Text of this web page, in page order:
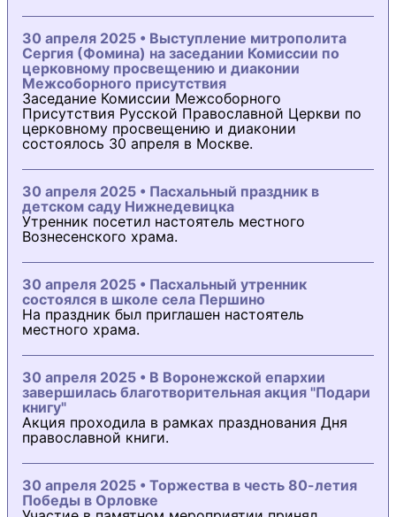
30 апреля 2025 • Выступление митрополита
Сергия (Фомина) на заседании Комиссии по
церковному просвещению и диаконии
Межсоборного присутствия
Заседание Комиссии Межсоборного
Присутствия Русской Православной Церкви по
церковному просвещению и диаконии
состоялось 30 апреля в Москве.
30 апреля 2025 • Пасхальный праздник в
детском саду Нижнедевицка
Утренник посетил настоятель местного
Вознесенского храма.
30 апреля 2025 • Пасхальный утренник
состоялся в школе села Першино
На праздник был приглашен настоятель
местного храма.
30 апреля 2025 • В Воронежской епархии
завершилась благотворительная акция "Подари
книгу"
Акция проходила в рамках празднования Дня
православной книги.
30 апреля 2025 • Торжества в честь 80-летия
Победы в Орловке